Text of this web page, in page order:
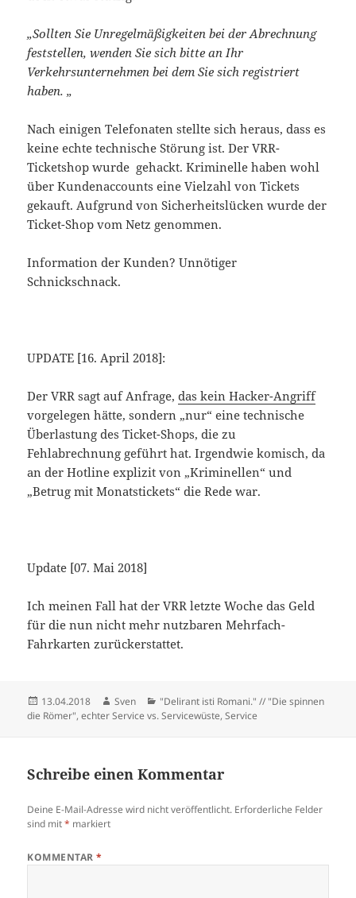
„Sollten Sie Unregelmäßigkeiten bei der Abrechnung
feststellen, wenden Sie sich bitte an Ihr
Verkehrsunternehmen bei dem Sie sich registriert
haben. „
Nach einigen Telefonaten stellte sich heraus, dass es
keine echte technische Störung ist. Der VRR-
Ticketshop wurde gehackt. Kriminelle haben wohl
über Kundenaccounts eine Vielzahl von Tickets
gekauft. Aufgrund von Sicherheitslücken wurde der
Ticket-Shop vom Netz genommen.
Information der Kunden? Unnötiger
Schnickschnack.
UPDATE [16. April 2018]:
Der VRR sagt auf Anfrage,das kein Hacker-Angriff
vorgelegen hätte, sondern „nur“ eine technische
Überlastung des Ticket-Shops, die zu
Fehlabrechnung geführt hat. Irgendwie komisch, da
an der Hotline explizit von „Kriminellen“ und
„Betrug mit Monatstickets“ die Rede war.
Update [07. Mai 2018]
Ich meinen Fall hat der VRR letzte Woche das Geld
für die nun nicht mehr nutzbaren Mehrfach-
Fahrkarten zurückerstattet.
Veröffentlicht
am
13.04.2018 Autor
Sven Kategorien
"Delirant isti Romani." // "Die spinnen
die Römer",echter Service vs. Servicewüste,Service
Schreibe einen Kommentar
Deine E-Mail-Adresse wird nicht veröffentlicht. Erforderliche Felder
sind mit* markiert
KOMMENTAR*